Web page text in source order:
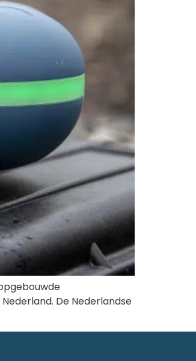
De Nederlandse